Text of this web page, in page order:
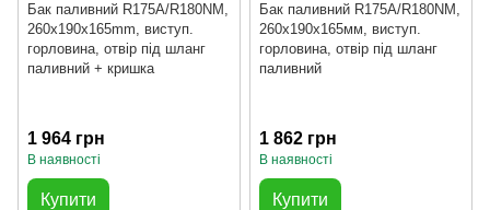
Бак паливний R175A/R180NM,
260x190x165mm, виступ.
горловина, отвір під шланг
паливний + кришка
1 964 грн
В наявності
Купити
Бак паливний R175A/R180NM,
260x190x165мм, виступ.
горловина, отвір під шланг
паливний
1 862 грн
В наявності
Купити